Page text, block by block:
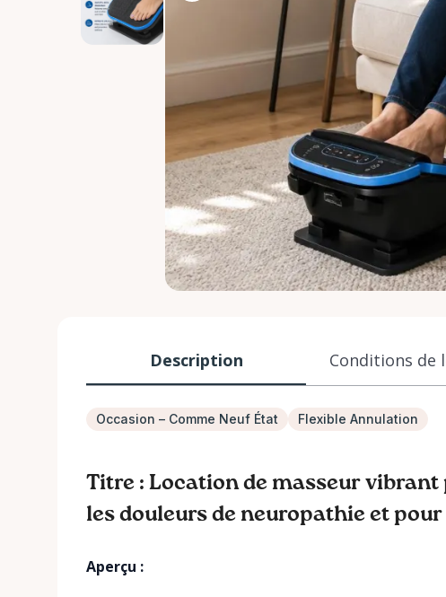
Description Conditions de
Occasion – Comme Neuf État Flexible Annulation
Titre : Location de masseur
les douleurs de neuropathie et
Aperçu :